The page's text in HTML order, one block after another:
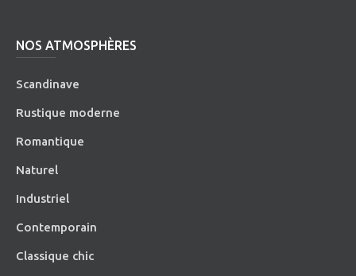
NOS ATMOSPHÈRES
Scandinave
Rustique moderne
Romantique
Naturel
Industriel
Contemporain
Classique chic